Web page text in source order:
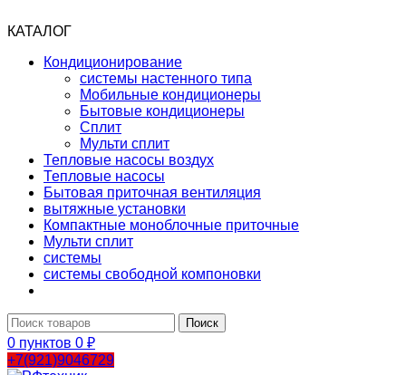
КАТАЛОГ
Кондиционирование
системы настенного типа
Мобильные кондиционеры
Бытовые кондиционеры
Сплит
Мульти сплит
Тепловые насосы воздух
Тепловые насосы
Бытовая приточная вентиляция
вытяжные установки
Компактные моноблочные приточные
Мульти сплит
системы
системы свободной компоновки
Поиск
0 пунктов 0 ₽
+7(921)9046729